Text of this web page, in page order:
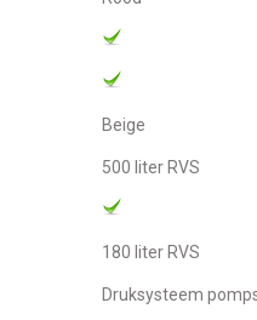
Beige
500 liter RVS
180 liter RVS
Druksysteem